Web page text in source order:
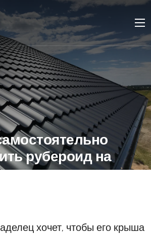
рубероид на
крышу
хочет, чтобы его крыша